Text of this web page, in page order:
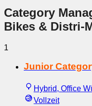
Category
Bikes & Distri-
1
Junior
Hybrid, Office
Vollzeit